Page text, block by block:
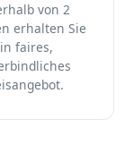
von 2
erhalten Sie
faires,